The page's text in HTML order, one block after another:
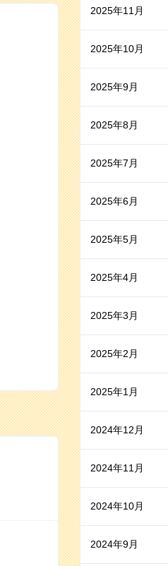
2025年11月
2025年10月
2025年9月
2025年8月
2025年7月
2025年6月
2025年5月
2025年4月
2025年3月
2025年2月
2025年1月
2024年12月
2024年11月
2024年10月
2024年9月